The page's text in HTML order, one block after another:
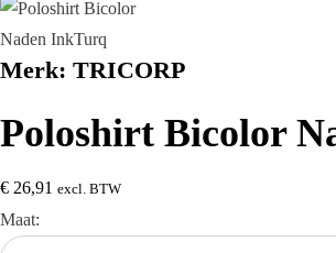
Merk: TRICORP
Poloshirt Bicolor
€ 26,91 excl. BTW
Maat: